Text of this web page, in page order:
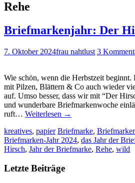
Rehe
Briefmarkenjahr: Der
7. Oktober 2024frau nahtlust 3
Wie schön, wenn die Herbstzeit beginnt.
mit Pilzen, Blättern & Co auch wieder
auf. Umso besser, dass wir mit “Der
und wunderbare Briefmarkenwoche
ruft… Weiterlesen →
kreatives, papier Briefmarke,
Briefmarken-Jahr 2024, das Jahr der
Hirsch, Jahr der Briefmarke, Rehe, wild
Letzte Beiträge